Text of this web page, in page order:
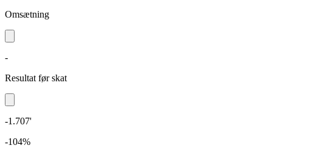
Omsætning
-
Resultat før skat
-1.707'
-104%